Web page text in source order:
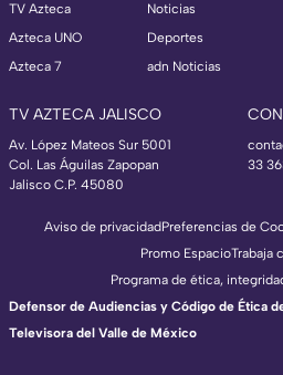
TV Azteca
Azteca UNO
Azteca 7
Noticias
Deportes
adn Noticias
TV AZTECA JALISCO
Av. López Mateos Sur 5001
Col. Las Águilas Zapopan
Jalisco C.P. 45080
33
Aviso de privacidadPreferencias de
Promo EspacioTrabaja
Programa de ética,
Defensor de Audiencias y Código de Ética
Televisora del Valle de México